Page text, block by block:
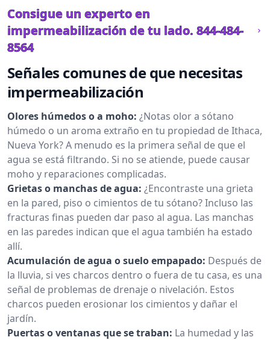
Consigue un experto en
impermeabilización de tu lado. 844-484-
8564
Señales comunes de que necesitas
impermeabilización
Olores húmedos o a moho: ¿Notas olor a sótano
húmedo o un aroma extraño en tu propiedad de Ithaca,
Nueva York? A menudo es la primera señal de que el
agua se está filtrando. Si no se atiende, puede causar
moho y reparaciones complicadas.
Grietas o manchas de agua: ¿Encontraste una grieta
en la pared, piso o cimientos de tu sótano? Incluso las
fracturas finas pueden dar paso al agua. Las manchas
en las paredes indican que el agua también ha estado
allí.
Acumulación de agua o suelo empapado: Después de
la lluvia, si ves charcos dentro o fuera de tu casa, es una
señal de problemas de drenaje o nivelación. Estos
charcos pueden erosionar los cimientos y dañar el
jardín.
Puertas o ventanas que se traban: La humedad y las